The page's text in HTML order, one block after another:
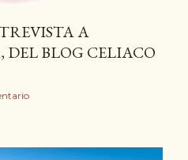
A
BLOG CELIACO